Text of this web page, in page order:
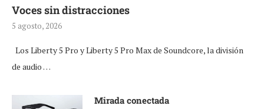
Voces sin distracciones
5 agosto, 2026
Los Liberty 5 Pro y Liberty 5 Pro Max de Soundcore, la división
de audio …
Mirada conectada